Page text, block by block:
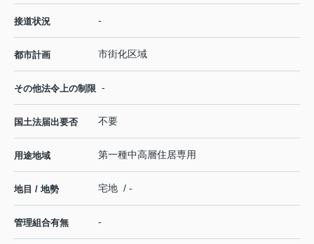
接道状況 -
都市計画 市街化区域
その他法令上の制限 -
国土法届出要否 不要
用途地域 第一種中高層住居専用
地目 / 地勢 宅地 / -
管理組合有無 -